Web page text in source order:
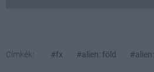
Címkék: #fx #alien: föld